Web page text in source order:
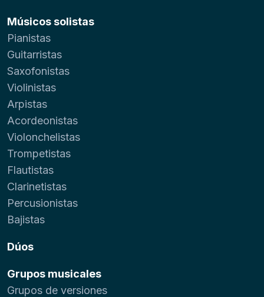
Músicos solistas
Pianistas
Guitarristas
Saxofonistas
Violinistas
Arpistas
Acordeonistas
Violonchelistas
Trompetistas
Flautistas
Clarinetistas
Percusionistas
Bajistas
Dúos
Grupos musicales
Grupos de versiones